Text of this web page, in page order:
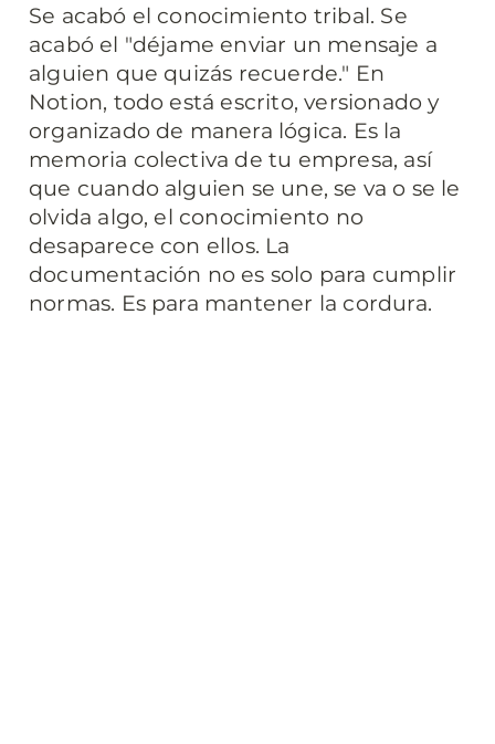
Se acabó el conocimiento tribal. Se
acabó el "déjame enviar un mensaje a
alguien que quizás recuerde." En
Notion, todo está escrito, versionado y
organizado de manera lógica. Es la
memoria colectiva de tu empresa, así
que cuando alguien se une, se va o se le
olvida algo, el conocimiento no
desaparece con ellos. La
documentación no es solo para cumplir
normas. Es para mantener la cordura.